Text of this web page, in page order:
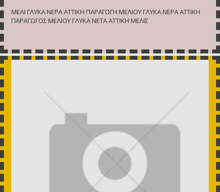
ΜΕΛΙ ΓΛΥΚΑ ΝΕΡΑ ΑΤΤΙΚΗ ΠΑΡΑΓΩΓΗ ΜΕΛΙΟΥ ΓΛΥΚΑ ΝΕΡΑ ΑΤΤΙΚΗ
ΠΑΡΑΓΩΓΟΣ ΜΕΛΙΟΥ ΓΛΥΚΑ ΝΕΤΑ ΑΤΤΙΚΗ ΜΕΛΙΣ